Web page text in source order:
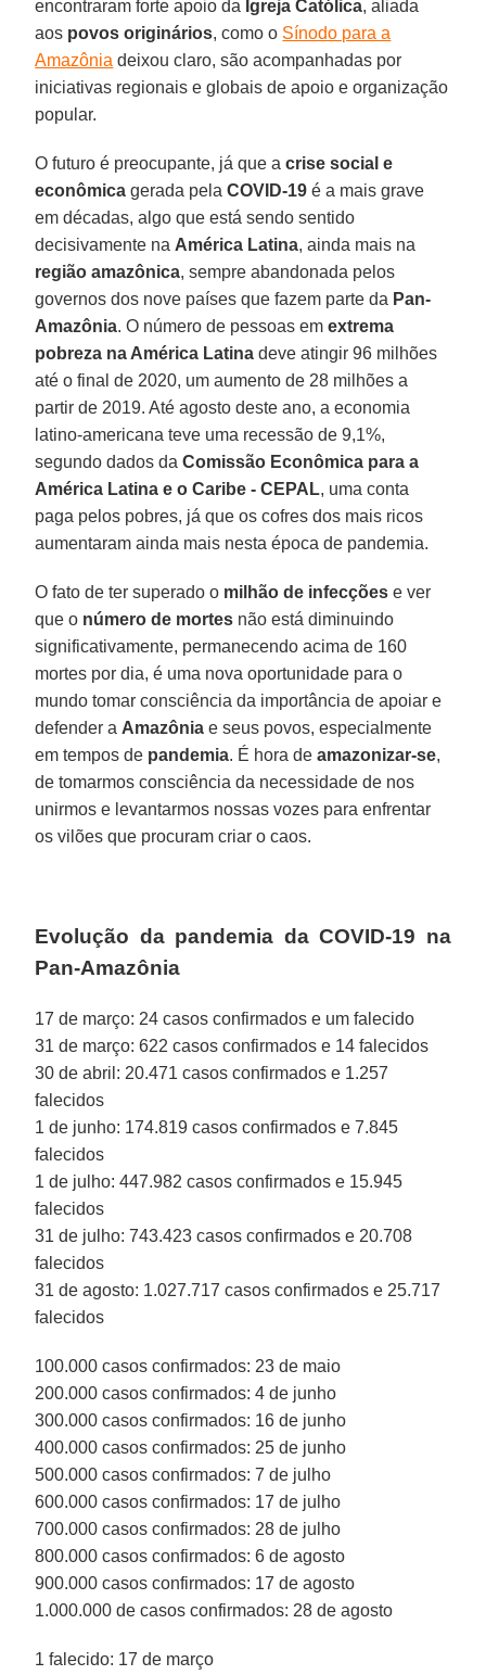
encontraram forte apoio da Igreja Católica, aliada
aos povos originários, como o Sínodo para a
Amazônia deixou claro, são acompanhadas por
iniciativas regionais e globais de apoio e organização
popular.
O futuro é preocupante, já que acrise social e
econômica gerada pela COVID-19 é a mais grave
em décadas, algo que está sendo sentido
decisivamente na América Latina, ainda mais na
região amazônica, sempre abandonada pelos
governos dos nove países que fazem parte da Pan-
Amazônia. O número de pessoas emextrema
pobreza na América Latina deve atingir 96 milhões
até o final de 2020, um aumento de 28 milhões a
partir de 2019. Até agosto deste ano, a economia
latino-americana teve uma recessão de 9,1%,
segundo dados daComissão Econômica para a
América Latina e o Caribe - CEPAL, uma conta
paga pelos pobres, já que os cofres dos mais ricos
aumentaram ainda mais nesta época de pandemia.
O fato de ter superado o milhão de infecções e ver
que o número de mortes não está diminuindo
significativamente, permanecendo acima de 160
mortes por dia, é uma nova oportunidade para o
mundo tomar consciência da importância de apoiar e
defender a Amazônia e seus povos, especialmente
em tempos de pandemia. É hora deamazonizar-se,
de tomarmos consciência da necessidade de nos
unirmos e levantarmos nossas vozes para enfrentar
os vilões que procuram criar o caos.
Evolução da pandemia da COVID-19 na
Pan-Amazônia
17 de março: 24 casos confirmados e um falecido
31 de março: 622 casos confirmados e 14 falecidos
30 de abril: 20.471 casos confirmados e 1.257
falecidos
1 de junho: 174.819 casos confirmados e 7.845
falecidos
1 de julho: 447.982 casos confirmados e 15.945
falecidos
31 de julho: 743.423 casos confirmados e 20.708
falecidos
31 de agosto: 1.027.717 casos confirmados e 25.717
falecidos
100.000 casos confirmados: 23 de maio
200.000 casos confirmados: 4 de junho
300.000 casos confirmados: 16 de junho
400.000 casos confirmados: 25 de junho
500.000 casos confirmados: 7 de julho
600.000 casos confirmados: 17 de julho
700.000 casos confirmados: 28 de julho
800.000 casos confirmados: 6 de agosto
900.000 casos confirmados: 17 de agosto
1.000.000 de casos confirmados: 28 de agosto
1 falecido: 17 de março